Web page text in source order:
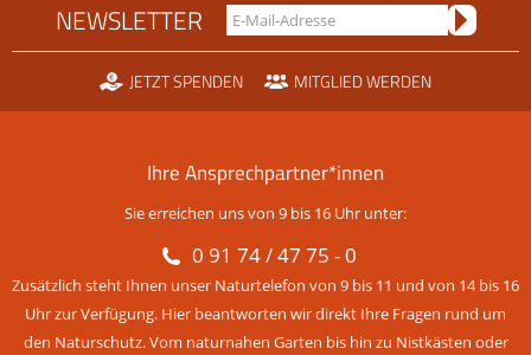
NEWSLETTER
JETZT SPENDEN MITGLIED WERDEN
Ihre Ansprechpartner*innen
Sie erreichen uns von 9 bis 16 Uhr unter:
0 91 74 / 47 75 - 0
Zusätzlich steht Ihnen unser Naturtelefon von 9 bis 11 und von 14 bis 16
Uhr zur Verfügung. Hier beantworten wir direkt Ihre Fragen rund um
den Naturschutz. Vom naturnahen Garten bis hin zu Nistkästen oder